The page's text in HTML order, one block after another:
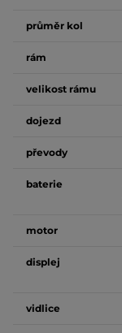
průměr kol
rám
velikost rámu
dojezd
převody
baterie
motor
displej
vidlice